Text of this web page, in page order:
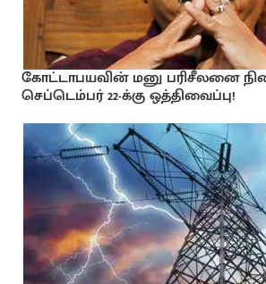
கோட்டாபயவின் மனு பரிசீலனை
செப்டெம்பர் 22-க்கு ஒத்திவைப்பு!